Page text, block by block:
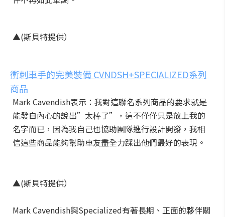
▲(斯貝特提供）
衝刺車手的完美裝備 CVNDSH+SPECIALIZED系列
商品
Mark Cavendish表示：我對這聯名系列商品的要求就是
能發自內心的說出”太棒了”，這不僅僅只是放上我的
名字而已，因為我自己也協助團隊進行設計開發，我相
信這些商品能夠幫助車友盡全力踩出他們最好的表現。
▲(斯貝特提供）
Mark Cavendish與Specialized有著長期、正面的夥伴關